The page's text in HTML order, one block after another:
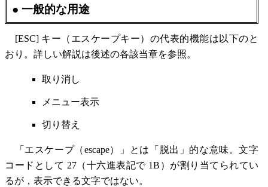
● 一般的な用途
[ESC] キー（エスケープキー）の代表的機能は以下のと
おり。詳しい解説は後述の各該当章を参照。
取り消し
メニュー表示
切り替え
「エスケープ（escape）」とは「脱出」的な意味。文字
コードとして 27（十六進表記で 1B）が割り当てられてい
るが，表示できる文字ではない。